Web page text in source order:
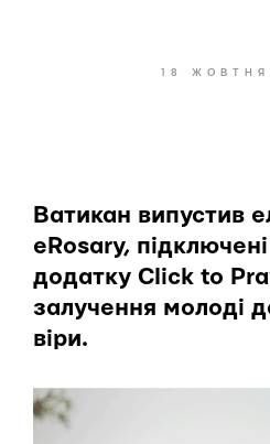
18
Ватикан випустив
eRosary,
додатку Click to
залучення молоді
віри.